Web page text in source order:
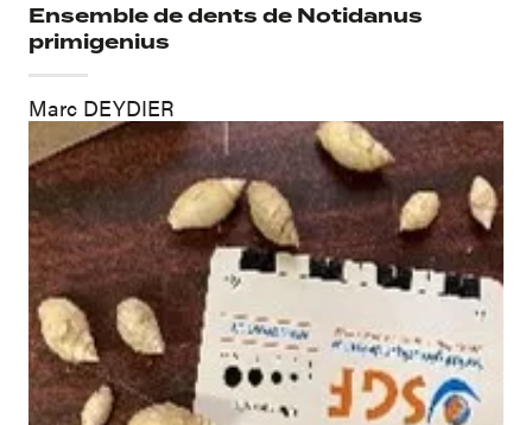
Ensemble de dents de Notidanus
primigenius
Marc DEYDIER